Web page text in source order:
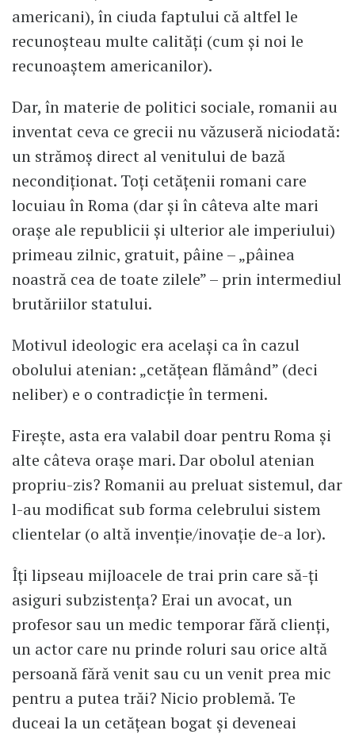
americani), în ciuda faptului că altfel le
recunoșteau multe calități (cum și noi le
recunoaștem americanilor).
Dar, în materie de politici sociale, romanii au
inventat ceva ce grecii nu văzuseră niciodată:
un strămoș direct al venitului de bază
necondiționat. Toți cetățenii romani care
locuiau în Roma (dar și în câteva alte mari
orașe ale republicii și ulterior ale imperiului)
primeau zilnic, gratuit, pâine – „pâinea
noastră cea de toate zilele” – prin intermediul
brutăriilor statului.
Motivul ideologic era același ca în cazul
obolului atenian: „cetățean flămând” (deci
neliber) e o contradicție în termeni.
Firește, asta era valabil doar pentru Roma și
alte câteva orașe mari. Dar obolul atenian
propriu-zis? Romanii au preluat sistemul, dar
l-au modificat sub forma celebrului sistem
clientelar (o altă invenție/inovație de-a lor).
Îți lipseau mijloacele de trai prin care să-ți
asiguri subzistența? Erai un avocat, un
profesor sau un medic temporar fără clienți,
un actor care nu prinde roluri sau orice altă
persoană fără venit sau cu un venit prea mic
pentru a putea trăi? Nicio problemă. Te
duceai la un cetățean bogat și deveneai